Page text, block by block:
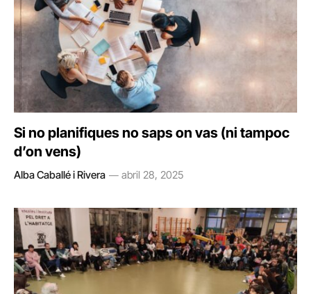
Si no planifiques no saps on vas (ni tampoc
d’on vens)
Alba Caballé i Rivera abril 28, 2025